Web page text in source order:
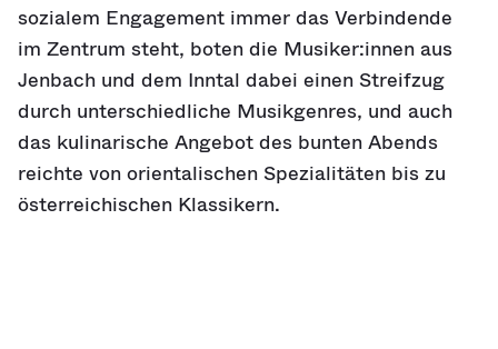
sozialem Engagement immer das Verbindende
im Zentrum steht, boten die Musiker:innen aus
Jenbach und dem Inntal dabei einen Streifzug
durch unterschiedliche Musikgenres, und auch
das kulinarische Angebot des bunten Abends
reichte von orientalischen Spezialitäten bis zu
österreichischen Klassikern.